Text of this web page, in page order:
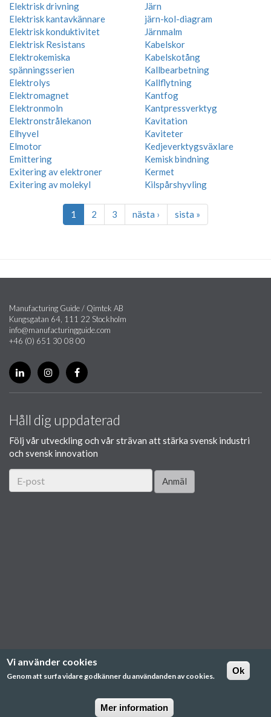
Elektrisk drivning
Elektrisk kantavkännare
Elektrisk konduktivitet
Elektrisk Resistans
Elektrokemiska
spänningsserien
Elektrolys
Elektromagnet
Elektronmoln
Elektronstrålekanon
Elhyvel
Elmotor
Emittering
Exitering av elektroner
Exitering av molekyl
Järn
järn-kol-diagram
Järnmalm
Kabelskor
Kabelskotång
Kallbearbetning
Kallflytning
Kantfog
Kantpressverktyg
Kavitation
Kaviteter
Kedjeverktygsväxlare
Kemisk bindning
Kermet
Kilspårshyvling
1 2 3 nästa › sista »
Manufacturing Guide / Qimtek AB
Kungsgatan 64, 111 22 Stockholm
info@manufacturingguide.com
+46 (0) 651 30 08 00
Håll dig uppdaterad
Följ vår utveckling och vår strävan att stärka svensk industri
och svensk innovation
Anmäl
Vi använder cookies
Genom att surfa vidare godkänner du användanden av cookies.
Ok
Mer information